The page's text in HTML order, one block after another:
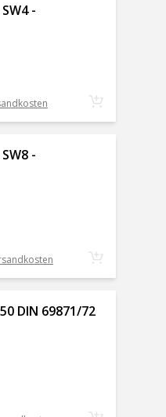
-
-
DIN 69871/72